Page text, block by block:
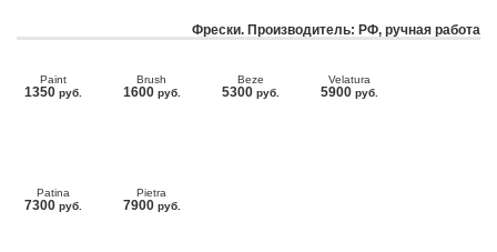
Фрески. Производитель: РФ, ручная работа
Paint
1350 руб.
Brush
1600 руб.
Beze
5300 руб.
Velatura
5900 руб.
Patina
7300 руб.
Pietra
7900 руб.